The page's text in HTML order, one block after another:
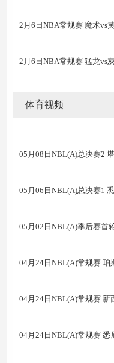
2月6日NBA常规赛 魔术vs
2月6日NBA常规赛 猛龙vs
体育视频
05月08日NBL(A)总决赛2
05月06日NBL(A)总决赛1
04月24日NBL(A)常规赛 珀
04月24日NBL(A)常规赛 新
04月24日NBL(A)常规赛 悉